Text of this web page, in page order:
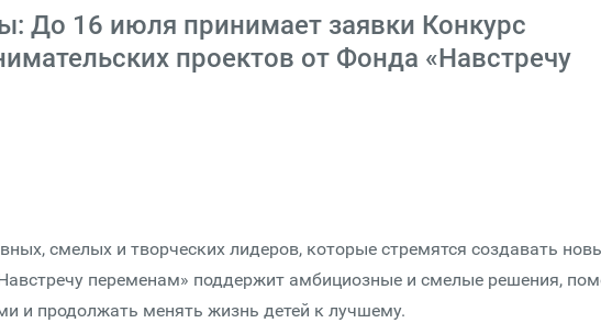
До 16 июля принимает заявки Конкурс
проектов от Фонда «Навстречу
смелых и творческих лидеров, которые стремятся создавать
переменам» поддержит амбициозные и смелые решения,
и продолжать менять жизнь детей к лучшему.